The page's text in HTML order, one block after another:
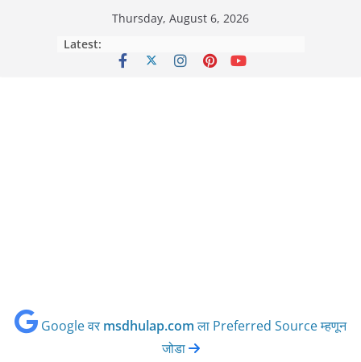
Thursday, August 6, 2026
Latest:
Google वर msdhulap.comला Preferred Source म्हणून
जोडा